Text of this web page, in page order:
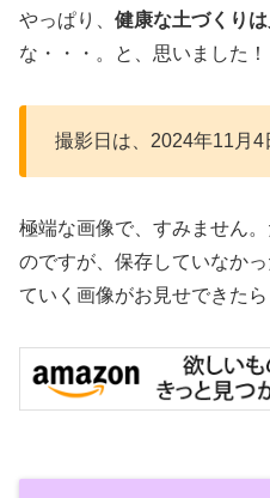
やっぱり、 健康な土づくり
な・・・。と、思いました！
撮影日は、2024年11月4
極端な画像で、すみません
のですが、保存していなか
ていく画像がお見せできた